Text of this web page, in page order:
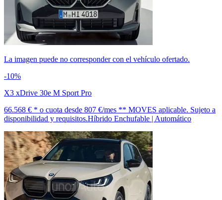
La imagen puede no corresponder con el vehículo ofertado.
-10%
X3 xDrive 30e M Sport Pro
66.568 € * o cuota desde 807 €/mes ** MOVES aplicable. Sujeto a
disponibilidad y requisitos.Híbrido Enchufable | Automático